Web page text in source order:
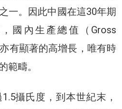
一。因此中國在這30年期
國內生產總值（Gross
有顯著的高增長，唯有時
範疇。
攝氏度，到本世紀末，